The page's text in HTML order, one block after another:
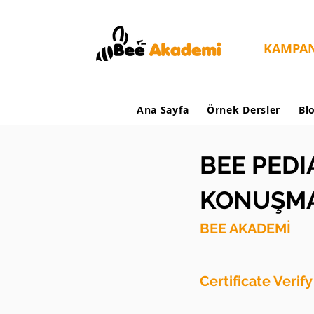
Ana Sayfa Örnek Dersler
BEE
BEE AKADEMİ
Certificate Verify